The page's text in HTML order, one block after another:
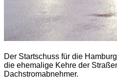
Der Startschuss für die
die ehemalige Kehre der
Dachstromabnehmer.